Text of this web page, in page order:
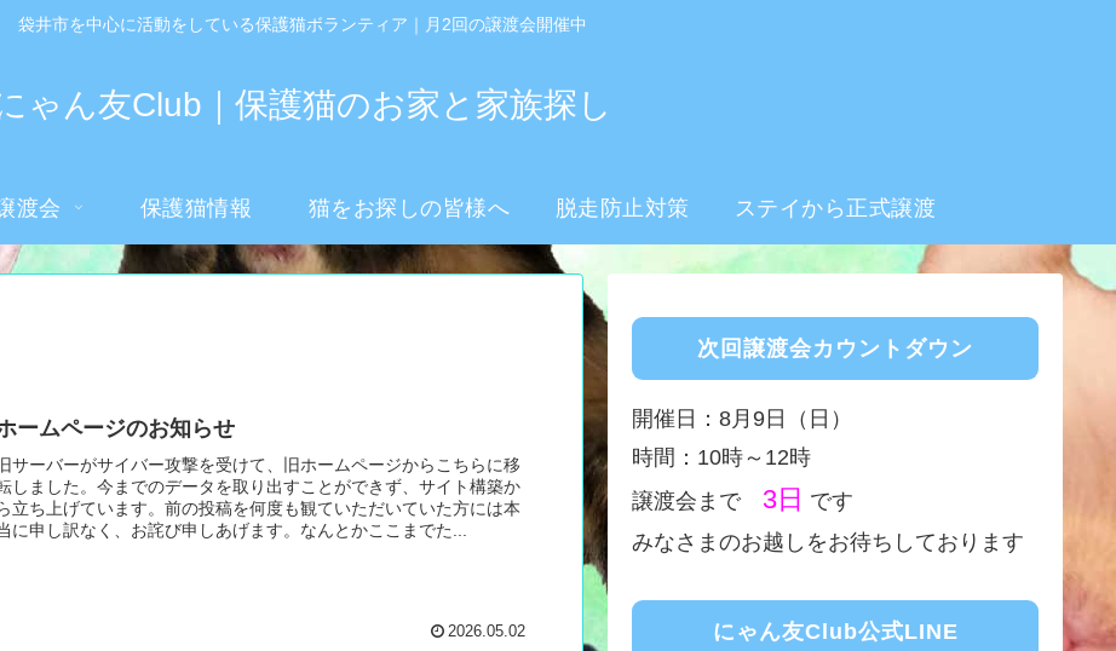
袋井市を中心に活動をしている保護猫ボランティア｜月2回の譲渡会開催中
ゃん友Club｜保護猫のお家と家族探し
渡会 保護猫情報 猫をお探しの皆様へ 脱走防止対策 ステイから正式譲渡
ームページのお知らせ
旧サーバーがサイバー攻撃を受けて、旧ホームページからこちらに移
しました。今までのデータを取り出すことができず、サイト構築か
立ち上げています。前の投稿を何度も観ていただいていた方には本
に申し訳なく、お詫び申しあげます。なんとかここまでた...
2026.05.02
次回譲渡会カウントダウン
開催日：8月9日（日）
時間：10時～12時
譲渡会まで 3日 です
みなさまのお越しをお待ちしております
にゃん友Club公式LINE